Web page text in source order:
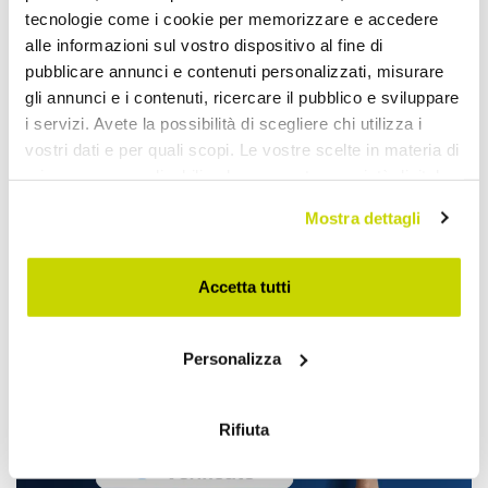
tecnologie come i cookie per memorizzare e accedere
alle informazioni sul vostro dispositivo al fine di
pubblicare annunci e contenuti personalizzati, misurare
gli annunci e i contenuti, ricercare il pubblico e sviluppare
i servizi. Avete la possibilità di scegliere chi utilizza i
vostri dati e per quali scopi. Le vostre scelte in materia di
modificare o revocare il proprio consenso in qualsiasi
momento dalla Dichiarazione sui cookie o facendo clic
sull'icona di attivazione della privacy.
raccogliere informazioni sulla tua posizione
Identificare il tuo dispositivo, scansionandolo
Mostra dettagli
Accetta tutti
Personalizza
Rifiuta
Oferta por tempo limitado.
Não perca!